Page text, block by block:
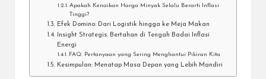
Apakah Kenaikan Harga Minyak Selalu Berarti Inflasi
Tinggi?
Efek Domino: Dari Logistik hingga ke Meja Makan
Insight Strategis: Bertahan di Tengah Badai Inflasi
Energi
FAQ: Pertanyaan yang Sering Menghantui Pikiran Kita
Kesimpulan: Menatap Masa Depan yang Lebih Mandiri